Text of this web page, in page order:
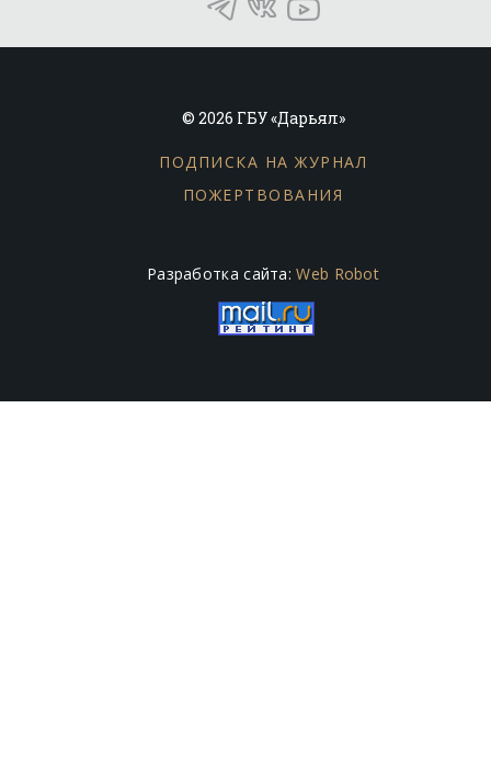
© 2026 ГБУ «Дарьял»
ПОДПИСКА НА ЖУРНАЛ
ПОЖЕРТВОВАНИЯ
Разработка сайта:Web Robot